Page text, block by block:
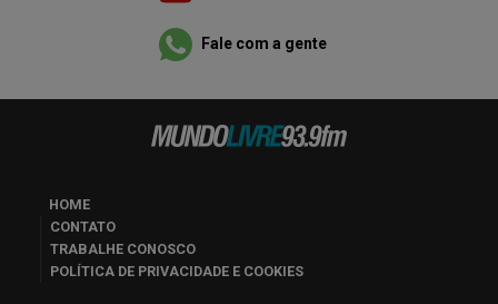
Fale com a gente
HOME
CONTATO
TRABALHE CONOSCO
POLÍTICA DE PRIVACIDADE E COOKIES